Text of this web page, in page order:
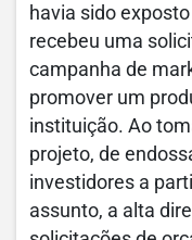
havia sido
recebeu uma
campanha de
promover um
instituição. Ao
projeto, de
investidores a
assunto, a alta